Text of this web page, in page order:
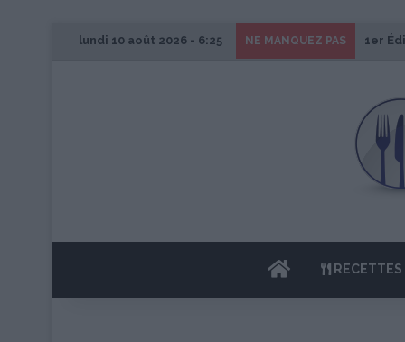
lundi 10 août 2026 - 6:25 NE MANQUEZ PAS 1er
ACCUEIL